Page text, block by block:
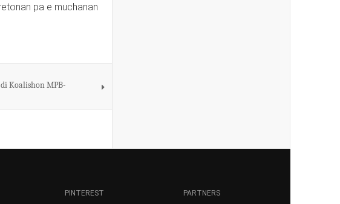
pa e muchanan
Koalishon MPB-
PINTEREST PARTNERS